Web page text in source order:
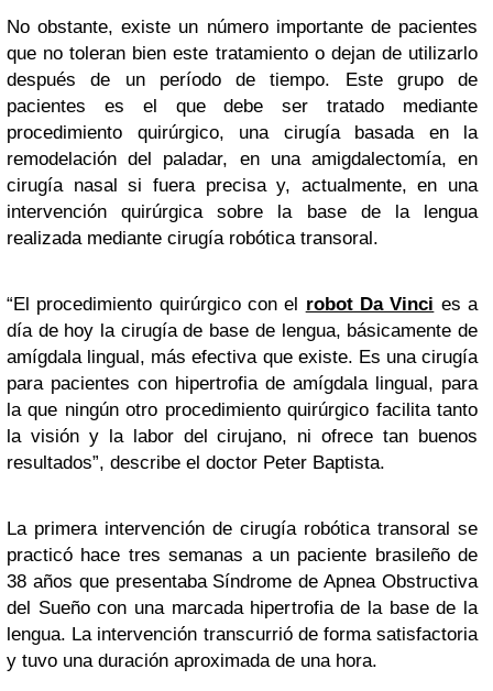
No obstante, existe un número importante de pacientes
que no toleran bien este tratamiento o dejan de utilizarlo
después de un período de tiempo. Este grupo de
pacientes es el que debe ser tratado mediante
procedimiento quirúrgico, una cirugía basada en la
remodelación del paladar, en una amigdalectomía, en
cirugía nasal si fuera precisa y, actualmente, en una
intervención quirúrgica sobre la base de la lengua
realizada mediante cirugía robótica transoral.
“El procedimiento quirúrgico con el robot Da Vinci es a
día de hoy la cirugía de base de lengua, básicamente de
amígdala lingual, más efectiva que existe. Es una cirugía
para pacientes con hipertrofia de amígdala lingual, para
la que ningún otro procedimiento quirúrgico facilita tanto
la visión y la labor del cirujano, ni ofrece tan buenos
resultados”, describe el doctor Peter Baptista.
La primera intervención de cirugía robótica transoral se
practicó hace tres semanas a un paciente brasileño de
38 años que presentaba Síndrome de Apnea Obstructiva
del Sueño con una marcada hipertrofia de la base de la
lengua. La intervención transcurrió de forma satisfactoria
y tuvo una duración aproximada de una hora.